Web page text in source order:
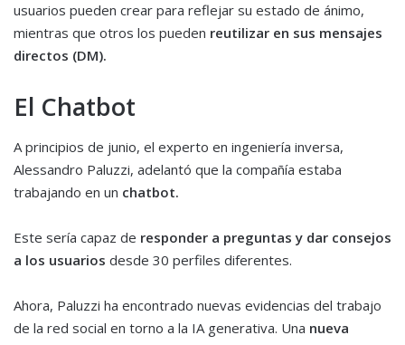
usuarios pueden crear para reflejar su estado de ánimo,
mientras que otros los pueden reutilizar en sus mensajes
directos (DM).
El Chatbot
A principios de junio, el experto en ingeniería inversa,
Alessandro Paluzzi, adelantó que la compañía estaba
trabajando en un chatbot.
Este sería capaz de responder a preguntas y dar consejos
a los usuarios desde 30 perfiles diferentes.
Ahora, Paluzzi ha encontrado nuevas evidencias del trabajo
de la red social en torno a la IA generativa. Una nueva